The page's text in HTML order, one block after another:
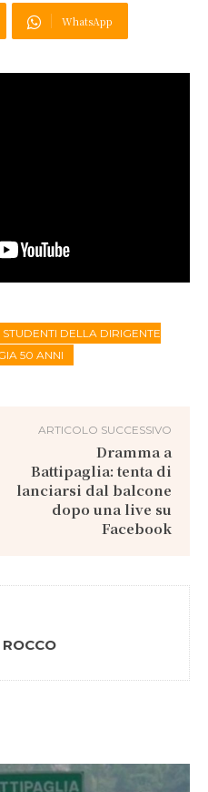
WhatsApp
DELLA DIRIGENTE
50 ANNI
ARTICOLO SUCCESSIVO
Dramma a
Battipaglia: tenta di
lanciarsi dal balcone
dopo una live su
Facebook